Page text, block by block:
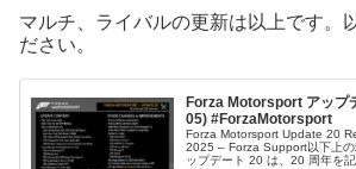
マルチ、ライバルの更新は以上です。
ださい。
Forza Motorsport アップ
05) #ForzaMotorsport
Forza Motorsport Update 20
2025 – Forza Support以下上
ップデート 20 は、20 周年を